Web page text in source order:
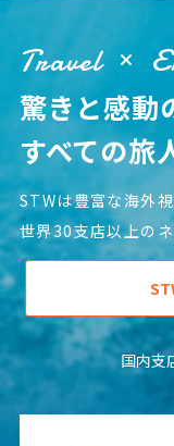
Travel
驚きと感動
すべての旅
STWは豊富な海外
世界30支店以上の
国内支